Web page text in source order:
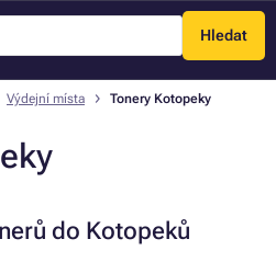
Hledat
Menu
Výdejní místa Tonery Kotopeky
do Kotopeků